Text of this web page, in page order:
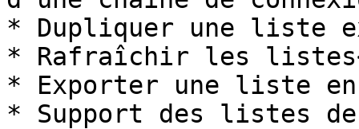
* Dupliquer une liste
* Rafraîchir les
* Exporter une liste en
* Support des listes